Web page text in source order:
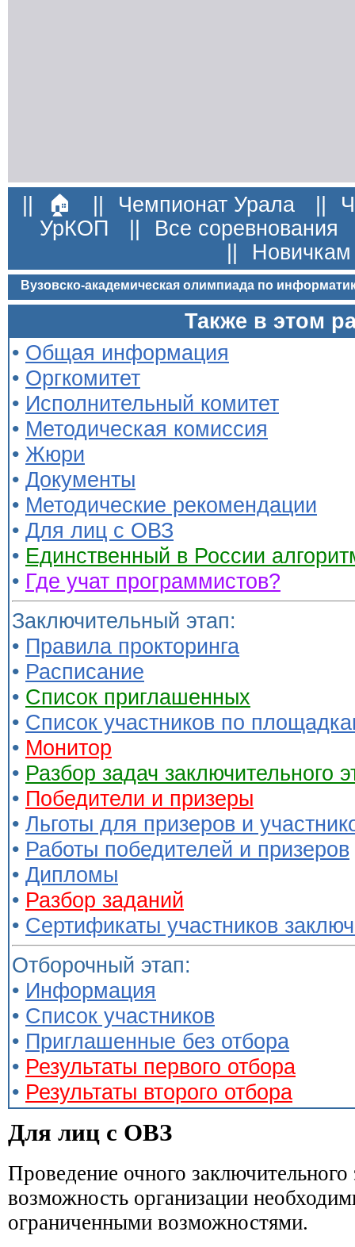
|| 🏠 || Чемпионат Урала ||
УрКОП
|| Все соревнования
||
Новичкам
Вузовско-академическая олимпиада по
Также в этом
• Общая информация
• Оргкомитет
• Исполнительный комитет
• Методическая комиссия
• Жюри
• Документы
• Методические рекомендации
• Для лиц с ОВЗ
• Единственный в России
• Где учат программистов?
Заключительный этап:
• Правила прокторинга
• Расписание
• Список приглашенных
• Список участников по
• Монитор
• Разбор задач заключительного
• Победители и призеры
• Льготы для призеров и
• Работы победителей и призеров
• Дипломы
• Разбор заданий
• Сертификаты участников
Отборочный этап:
• Информация
• Список участников
• Приглашенные без отбора
• Результаты первого отбора
• Результаты второго отбора
Для лиц с ОВЗ
Проведение очного заключительного
возможность организации
ограниченными возможностями.